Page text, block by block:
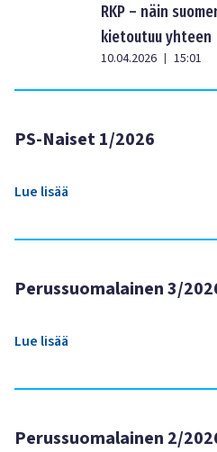
RKP – näin
kietoutuu yhteen
10.04.2026 | 15:01
PS-Naiset 1/2026
Lue lisää
Perussuomalainen 3/
Lue lisää
Perussuomalainen 2/